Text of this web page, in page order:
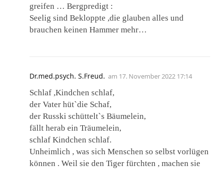
greifen … Bergpredigt :
Seelig sind Bekloppte ,die glauben alles und
brauchen keinen Hammer mehr…
Dr.med.psych. S.Freud. am 17. November 2022 17:14
Schlaf ,Kindchen schlaf,
der Vater hüt`die Schaf,
der Russki schüttelt`s Bäumelein,
fällt herab ein Träumelein,
schlaf Kindchen schlaf.
Unheimlich , was sich Menschen so selbst vorlügen
können . Weil sie den Tiger fürchten , machen sie